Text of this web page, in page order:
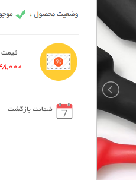
248,000
ضمانت بازگشت